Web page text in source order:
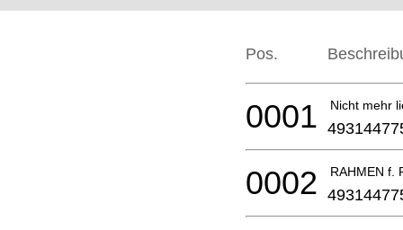
Pos.
Nicht mehr
0001
RAHMEN f.
0002